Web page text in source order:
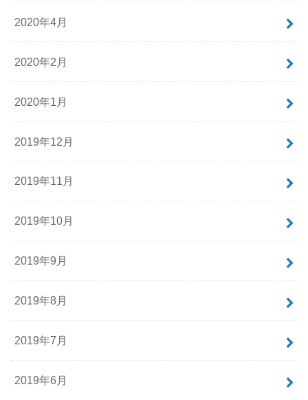
2020年4月
2020年2月
2020年1月
2019年12月
2019年11月
2019年10月
2019年9月
2019年8月
2019年7月
2019年6月